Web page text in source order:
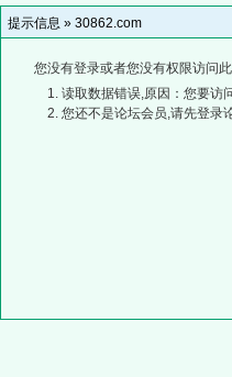
提示信息 » 30862.com
您没有登录或者您没有权限访问
读取数据错误,原因：您要访
您还不是论坛会员,请先登录